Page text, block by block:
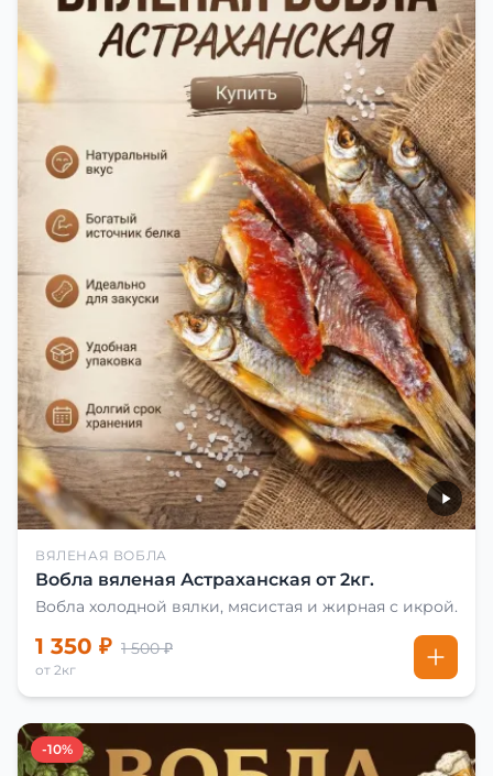
ВЯЛЕНАЯ ВОБЛА
Вобла вяленая Астраханская от 2кг.
Вобла холодной вялки, мясистая и жирная с икрой.
1 350 ₽ 1 500 ₽
от 2кг
-10%